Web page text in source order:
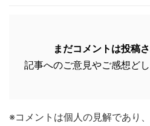
まだコメントは投稿
記事へのご意見やご感想ど
※コメントは個人の見解であり